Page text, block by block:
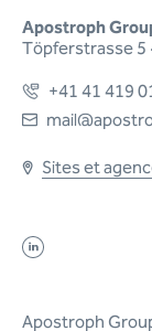
Apostroph
Töpferstrasse 5
+41 41 419
Sites et
Apostroph